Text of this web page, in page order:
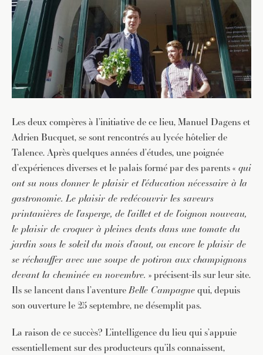
Les deux compères à l’initiative de ce lieu, Manuel Dagens et
Adrien Bucquet, se sont rencontrés au lycée hôtelier de
Talence. Après quelques années d’études, une poignée
d’expériences diverses et le palais formé par des parents « qui
ont su nous donner le plaisir et l’éducation nécessaire à la
gastronomie.Le plaisir de redécouvrir les saveurs
printanières de l’asperge, de l’aillet et de l’oignon nouveau,
le plaisir de croquer à pleines dents dans une tomate du
jardin sous le soleil du mois d’aout, ou encore le plaisir de
se réchauffer avec une soupe de potiron aux champignons
devant la cheminée en novembre. » précisent-ils sur leur site.
Ils se lancent dans l’aventureBelle Campagnequi, depuis
son ouverture le 25 septembre, ne désemplit pas.
La raison de ce succès? L’intelligence du lieu qui s’appuie
essentiellement sur des producteurs qu’ils connaissent,